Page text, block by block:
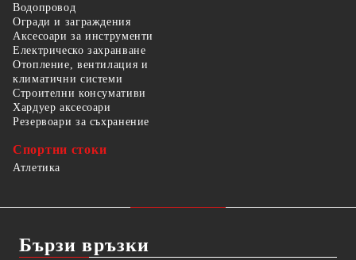
Водопровод
Огради и заграждения
Аксесоари за инструменти
Електрическо захранване
Отопление, вентилация и
климатични системи
Строителни консумативи
Хардуер аксесоари
Резервоари за съхранение
Спортни стоки
Атлетика
Бързи връзки